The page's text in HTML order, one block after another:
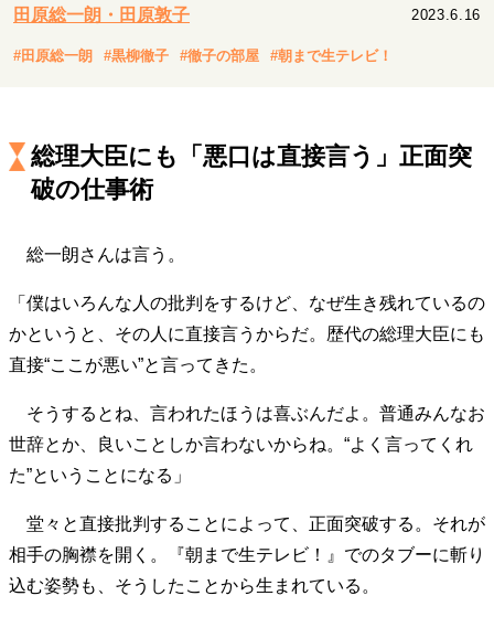
キャリア・働き方
セカンドキャリアの描き方
独立という決断
経営・ビジネス
トップが描く未来
マインドセット
重圧との向き合い方 一流のルーティン
ライフスタイル・生き方
40代からの景色 50代のリアル
美しさの哲学
パートナーとの歩み方
親になるということ
熱狂できるもの
一生モノの愛用品
田原総一朗・田原敦子 2023.6.16
#田原総一朗 #黒柳徹子 #徹子の部屋 #朝まで生テレビ！
総理大臣にも「悪口は直接言う」正面突
破の仕事術
総一朗さんは言う。
「僕はいろんな人の批判をするけど、なぜ生き残れているの
かというと、その人に直接言うからだ。歴代の総理大臣にも
直接“ここが悪い”と言ってきた。
そうするとね、言われたほうは喜ぶんだよ。普通みんなお
世辞とか、良いことしか言わないからね。“よく言ってくれ
た”ということになる」
堂々と直接批判することによって、正面突破する。それが
相手の胸襟を開く。『朝まで生テレビ！』でのタブーに斬り
込む姿勢も、そうしたことから生まれている。